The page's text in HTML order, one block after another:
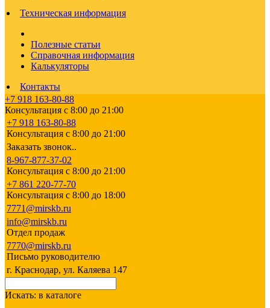
Техническая информация
Полезные статьи
Справочная информация
Калькуляторы
Контакты
+7 918 163-80-88
Консультация с 8:00 до 21:00
+7 918 163-80-88
Консультация с 8:00 до 21:00
Заказать звонок..
8-967-877-37-02
Консультация с 8:00 до 21:00
+7 861 220-77-70
Консультация с 8:00 до 18:00
7771@mirskb.ru
info@mirskb.ru
Отдел продаж
7770@mirskb.ru
Письмо руководителю
г. Краснодар, ул. Каляева 147
Искать: в каталоге